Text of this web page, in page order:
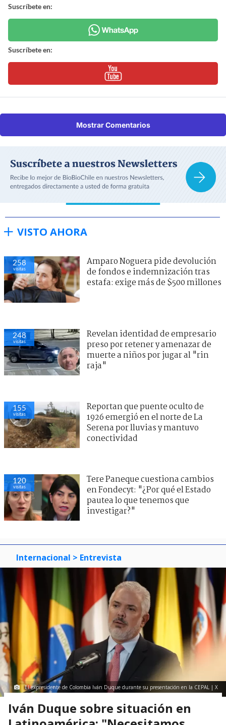
Suscríbete en:
Suscríbete en:
Mostrar Comentarios
VISTO AHORA
258
visitas
Amparo Noguera pide devolución
de fondos e indemnización tras
estafa: exige más de $500 millones
248
visitas
Revelan identidad de empresario
preso por retener y amenazar de
muerte a niños por jugar al "rin
raja"
155
visitas
Reportan que puente oculto de
1926 emergió en el norte de La
Serena por lluvias y mantuvo
conectividad
120
visitas
Tere Paneque cuestiona cambios
en Fondecyt: "¿Por qué el Estado
pautea lo que tenemos que
investigar?"
Internacional > Entrevista
El expresidente de Colombia Iván Duque durante su presentación en la CEPAL | X
Iván Duque sobre situación en